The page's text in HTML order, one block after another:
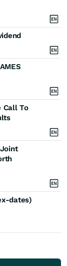
Call To
dates)